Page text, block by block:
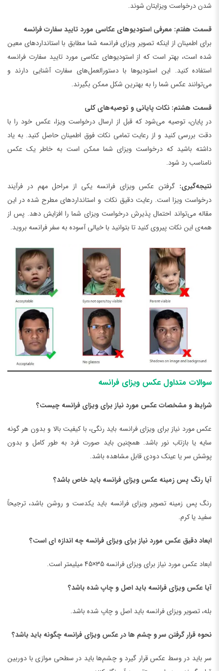
شدن درخواست ویزایتان شوند.
قسمت هفتم: معرفی استودیوهای عکاسی مورد تایید سفارت فرانسه
برای اطمینان از اینکه تصویر ویزای فرانسه شما مطابق با استانداردهای معین
شده است، بهتر است که از استودیوهای عکاسی مورد تایید سفارت فرانسه
استفاده کنید. این استودیوها با دستورالعمل‌های سفارت آشنایی دارند و
می‌توانند عکس شما را به بهترین شکل ممکن بگیرند.
قسمت هشتم: نکات پایانی و توصیه‌های کلی
در پایان، توصیه می‌شود که قبل از ارسال درخواست ویزا، عکس خود را با
دقت بررسی کنید و از رعایت تمامی نکات فوق اطمینان حاصل کنید. به یاد
داشته باشید که درخواست ویزای شما ممکن است به خاطر یک عکس
نامناسب رد شود.
نتیجه‌گیری: گرفتن عکس ویزای فرانسه یکی از مراحل مهم در فرآیند
درخواست ویزا است. رعایت دقیق نکات و استانداردهای مطرح شده در این
مقاله می‌تواند احتمال پذیرش درخواست ویزای شما را افزایش دهد. پس از
همه‌ی این نکات پیروی کنید تا بتوانید با خیالی آسوده به سفر فرانسه بروید.
سوالات متداول عکس ویزای فرانسه
شرایط و مشخصات عکس مورد نیاز برای ویزای فرانسه چیست؟
عکس مورد نیاز برای ویزای فرانسه باید رنگی، با کیفیت بالا و بدون هر گونه
سایه یا بازتاب نور باشد. همچنین باید صورت فرد به طور کامل و بدون
پوشش سر یا عینک دودی قابل مشاهده باشد.
آیا رنگ پس زمینه عکس ویزای فرانسه باید خاص باشد؟
رنگ پس زمینه تصویر ویزای فرانسه باید یکدست و روشن باشد، ترجیحاً
سفید یا کرم.
ابعاد دقیق عکس مورد نیاز برای ویزای فرانسه چه اندازه ای است؟
ابعاد عکس مورد نیاز برای ویزای فرانسه 35×45 میلیمتر است.
آیا عکس ویزای فرانسه باید اصل و چاپ شده باشد؟
بله، تصویر ویزای فرانسه باید اصل و چاپ شده باشد.
نحوه قرار گرفتن سر و چشم ها در عکس ویزای فرانسه چگونه باید باشد؟
سر باید در وسط عکس قرار گیرد و چشم‌ها باید در سطحی موازی با دوربین